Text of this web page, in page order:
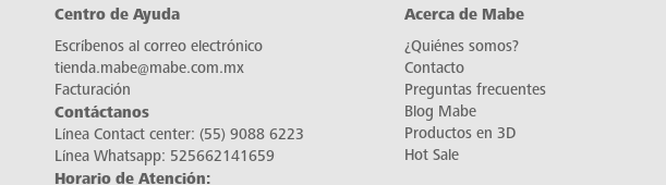
Centro de Ayuda
Escríbenos al correo electrónico
tienda.mabe@mabe.com.mx
Facturación
Contáctanos
Línea Contact center: (55) 9088 6223
Línea Whatsapp: 525662141659
Horario de Atención:
Acerca de Mabe
¿Quiénes somos?
Contacto
Preguntas frecuentes
Blog Mabe
Productos en 3D
Hot Sale